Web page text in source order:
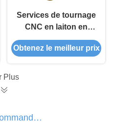
Services de tournage
CNC en laiton en
alliage de bronze
Obtenez le meilleur prix
Plus